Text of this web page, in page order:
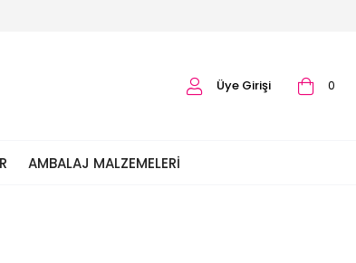
0
Üye Girişi
AMBALAJ MALZEMELERI